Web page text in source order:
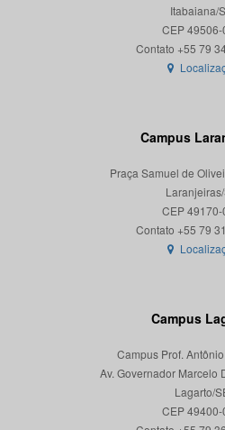
Itabaiana/
CEP 49506-
Campus
Praça Samuel de
CEP 49170-
Campus
Campus Prof.
Av. Governador Marcelo
Lagarto/
CEP 49400-